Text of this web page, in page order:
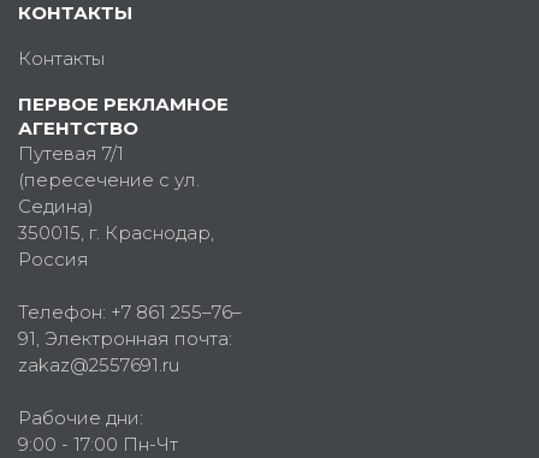
КОНТАКТЫ
Контакты
ПЕРВОЕ РЕКЛАМНОЕ
АГЕНТСТВО
Путевая 7/1
(пересечение с ул.
Седина)
350015, г. Краснодар,
Россия
Телефон: +7 861 255–76–
91, Электронная почта:
zakaz@2557691.ru
Рабочие дни:
9:00 - 17:00 Пн-Чт